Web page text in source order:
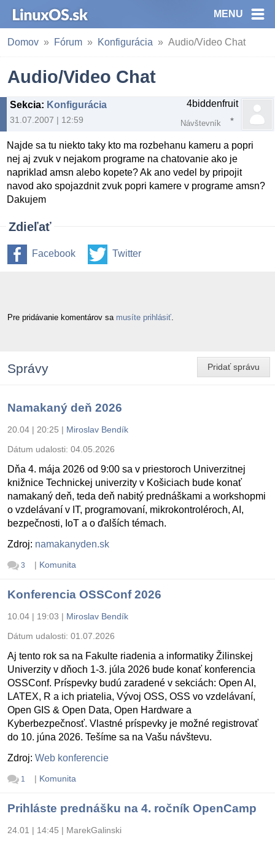
MENU
Domov Fórum Konfigurácia Audio/Video Chat
Audio/Video Chat
Sekcia: Konfigurácia
31.07.2007 | 12:59
4biddenfruit
Návštevník
Najde sa tu niekto taky kto ma rozbehanu kameru a popri
nej aj zvuk v nejakom programe na chatovanie ako je
napriklad amsn alebo kopete? Ak ano vedel by pripojit
navod ako spojazdnit zvuk popri kamere v programe amsn?
Dakujem
Zdieľať
Facebook Twitter
Pre pridávanie komentárov sa musíte prihlásiť
Pridať správu
Správy
Namakaný deň 2026
20.04 | 20:25 | Miroslav Bendík
Dátum udalosti: 04.05.2026
Dňa 4. mája 2026 od 9:00 sa v priestoroch Univerzitnej
knižnice Technickej univerzity v Košiciach bude konať
namakaný deň, teda deň nabitý prednáškami a workshopmi
o vzdelávaní v IT, programovaní, mikrokontroléroch, AI,
bezpečnosti, IoT a o ďalších témach.
Zdroj: namakanyden.sk
3 | Komunita
Konferencia OSSConf 2026
10.04 | 19:03 | Miroslav Bendík
Dátum udalosti: 01.07.2026
Aj tento rok sa na Fakulte riadenia a informatiky Žilinskej
Univerzity v dňoch 1-3. júla 2026 bude konať konferencia
OSSConf. Príspevky budú zaradené v sekciách: Open AI,
LATEX, R a ich priatelia, Vývoj OSS, OSS vo vzdelávaní,
Open GIS & Open Data, Open Hardware a
Kyberbezpečnosť. Vlastné príspevky je možné registrovať
do 10. júna 2026. Tešíme sa na Vašu návštevu.
Zdroj: Web konferencie
1 | Komunita
Prihláste prednášku na 4. ročník OpenCamp
24.01 | 14:45 | MarekGalinski